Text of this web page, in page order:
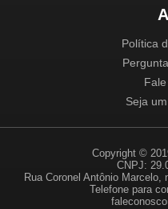
Política
Seja
Copyright ©
CNPJ:
Rua Coronel Antônio Marcelo,
Telefone para